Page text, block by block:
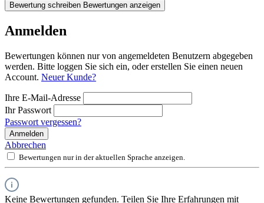
Bewertung schreiben Bewertungen anzeigen
Anmelden
Bewertungen können nur von angemeldeten Benutzern abgegeben
werden. Bitte loggen Sie sich ein, oder erstellen Sie einen neuen
Account. Neuer Kunde?
Ihre E-Mail-Adresse
Ihr Passwort
Passwort vergessen?
Anmelden
Abbrechen
Bewertungen nur in der aktuellen Sprache anzeigen.
Keine Bewertungen gefunden. Teilen Sie Ihre Erfahrungen mit